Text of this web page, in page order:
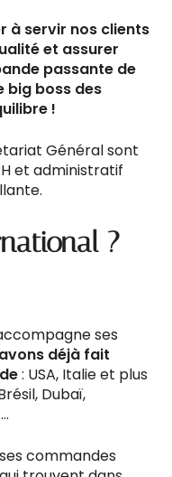
à servir nos clients
et assurer
passante de
big boss des
!
Général sont
et administratif
?
ses
déjà fait
: USA, Italie et plus
Dubaï,
commandes